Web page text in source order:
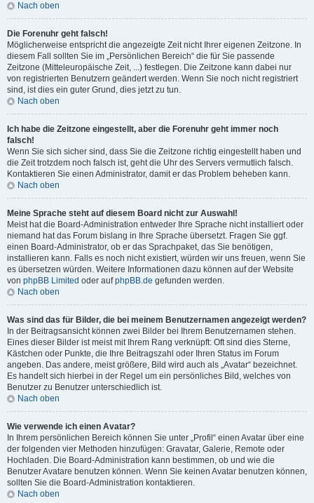
Nach oben
Die Forenuhr geht falsch!
Möglicherweise entspricht die angezeigte Zeit nicht Ihrer eigenen Zeitzone. In
diesem Fall sollten Sie im „Persönlichen Bereich“ die für Sie passende
Zeitzone (Mitteleuropäische Zeit, ...) festlegen. Die Zeitzone kann dabei nur
von registrierten Benutzern geändert werden. Wenn Sie noch nicht registriert
sind, ist dies ein guter Grund, dies jetzt zu tun.
Nach oben
Ich habe die Zeitzone eingestellt, aber die Forenuhr geht immer noch
falsch!
Wenn Sie sich sicher sind, dass Sie die Zeitzone richtig eingestellt haben und
die Zeit trotzdem noch falsch ist, geht die Uhr des Servers vermutlich falsch.
Kontaktieren Sie einen Administrator, damit er das Problem beheben kann.
Nach oben
Meine Sprache steht auf diesem Board nicht zur Auswahl!
Meist hat die Board-Administration entweder Ihre Sprache nicht installiert oder
niemand hat das Forum bislang in Ihre Sprache übersetzt. Fragen Sie ggf.
einen Board-Administrator, ob er das Sprachpaket, das Sie benötigen,
installieren kann. Falls es noch nicht existiert, würden wir uns freuen, wenn Sie
es übersetzen würden. Weitere Informationen dazu können auf der Website
von phpBB Limited oder aufphpBB.de gefunden werden.
Nach oben
Was sind das für Bilder, die bei meinem Benutzernamen angezeigt werden?
In der Beitragsansicht können zwei Bilder bei Ihrem Benutzernamen stehen.
Eines dieser Bilder ist meist mit Ihrem Rang verknüpft: Oft sind dies Sterne,
Kästchen oder Punkte, die Ihre Beitragszahl oder Ihren Status im Forum
angeben. Das andere, meist größere, Bild wird auch als „Avatar“ bezeichnet.
Es handelt sich hierbei in der Regel um ein persönliches Bild, welches von
Benutzer zu Benutzer unterschiedlich ist.
Nach oben
Wie verwende ich einen Avatar?
In Ihrem persönlichen Bereich können Sie unter „Profil“ einen Avatar über eine
der folgenden vier Methoden hinzufügen: Gravatar, Galerie, Remote oder
Hochladen. Die Board-Administration kann bestimmen, ob und wie die
Benutzer Avatare benutzen können. Wenn Sie keinen Avatar benutzen können,
sollten Sie die Board-Administration kontaktieren.
Nach oben